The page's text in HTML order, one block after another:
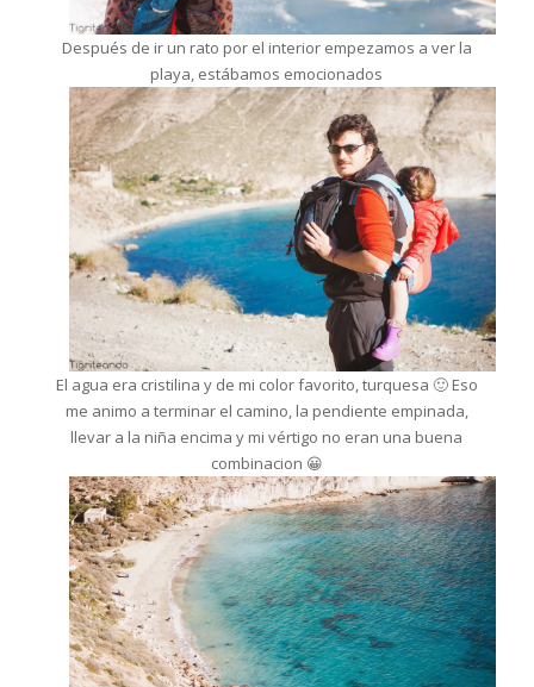
Después de ir un rato por el interior empezamos a ver la
playa, estábamos emocionados
El agua era cristilina y de mi color favorito, turquesa 🙂 Eso
me animo a terminar el camino, la pendiente empinada,
llevar a la niña encima y mi vértigo no eran una buena
combinacion 😀